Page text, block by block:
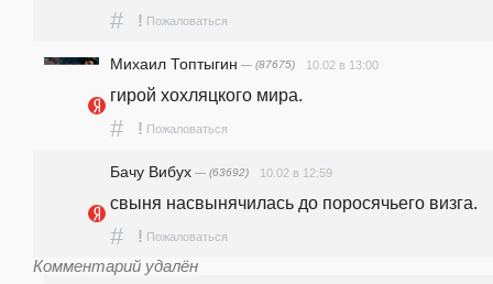
# ! Пожаловаться
Михаил Топтыгин — (87675) 10.02 в 13:00
гирой хохляцкого мира.
# ! Пожаловаться
Бачу Вибух — (63692) 10.02 в 12:59
свыня насвынячилась до поросячьего визга.
# ! Пожаловаться
Комментарий удалён